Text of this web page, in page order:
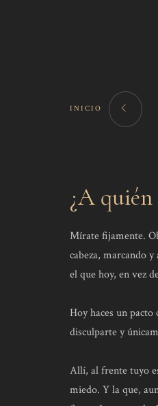
INICIO
¿A
Mírate fijamente.
cabeza, marcando
el que hoy, en vez
Hoy haces un
disculparte y
Allí, al frente tuyo
miedo. Y la que,